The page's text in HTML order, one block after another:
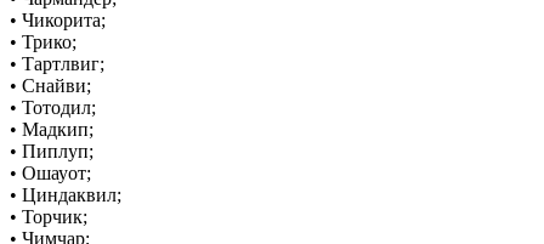
• Чикорита;
• Трико;
• Тартлвиг;
• Снайви;
• Тотодил;
• Мадкип;
• Пиплуп;
• Ошауот;
• Циндаквил;
• Торчик;
• Чимчар;